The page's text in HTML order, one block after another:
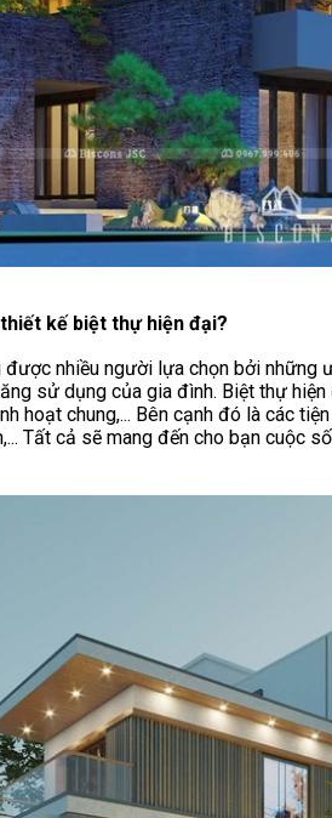
kế biệt thự hiện đại?
được nhiều người lựa chọn bởi
sử dụng của gia đình. Biệt thự
hoạt chung,... Bên cạnh đó là các
Tất cả sẽ mang đến cho bạn cuộc